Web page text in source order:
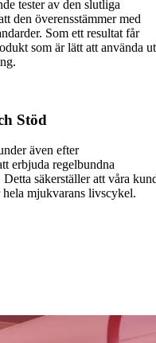
tester av den slutliga
den överensstämmer med
Som ett resultat får
som är lätt att använda
Stöd
även efter
erbjuda regelbundna
säkerställer att våra
mjukvarans livscykel.